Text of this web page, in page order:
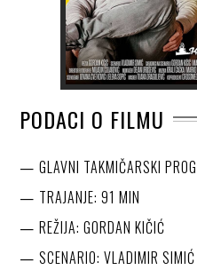
PODACI O FILMU
GLAVNI TAKMIČARSKI
TRAJANJE: 91 MIN
REŽIJA: GORDAN KIČIĆ
SCENARIO: VLADIMIR SIMIĆ